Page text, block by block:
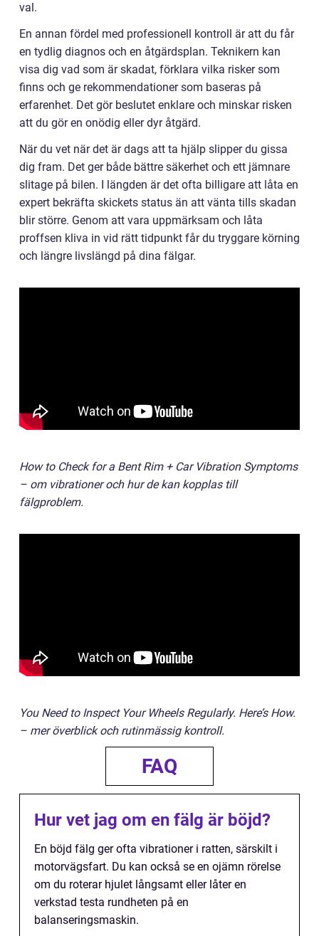
val.
En annan fördel med professionell kontroll är att du får
en tydlig diagnos och en åtgärdsplan. Teknikern kan
visa dig vad som är skadat, förklara vilka risker som
finns och ge rekommendationer som baseras på
erfarenhet. Det gör beslutet enklare och minskar risken
att du gör en onödig eller dyr åtgärd.
När du vet när det är dags att ta hjälp slipper du gissa
dig fram. Det ger både bättre säkerhet och ett jämnare
slitage på bilen. I längden är det ofta billigare att låta en
expert bekräfta skickets status än att vänta tills skadan
blir större. Genom att vara uppmärksam och låta
proffsen kliva in vid rätt tidpunkt får du tryggare körning
och längre livslängd på dina fälgar.
How to Check for a Bent Rim + Car Vibration Symptoms
– om vibrationer och hur de kan kopplas till
fälgproblem.
You Need to Inspect Your Wheels Regularly. Here’s How.
– mer överblick och rutinmässig kontroll.
FAQ
Hur vet jag om en fälg är böjd?
En böjd fälg ger ofta vibrationer i ratten, särskilt i
motorvägsfart. Du kan också se en ojämn rörelse
om du roterar hjulet långsamt eller låter en
verkstad testa rundheten på en
balanseringsmaskin.